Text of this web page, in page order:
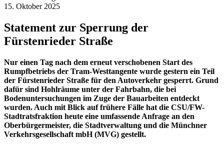
15. Oktober 2025
Statement zur Sperrung der
Fürstenrieder Straße
Nur einen Tag nach dem erneut verschobenen Start des
Rumpfbetriebs der Tram-Westtangente wurde gestern ein Teil
der Fürstenrieder Straße für den Autoverkehr gesperrt. Grund
dafür sind Hohlräume unter der Fahrbahn, die bei
Bodenuntersuchungen im Zuge der Bauarbeiten entdeckt
wurden. Auch mit Blick auf frühere Fälle hat die CSU/FW-
Stadtratsfraktion heute eine umfassende Anfrage an den
Oberbürgermeister, die Stadtverwaltung und die Münchner
Verkehrsgesellschaft mbH (MVG) gestellt.